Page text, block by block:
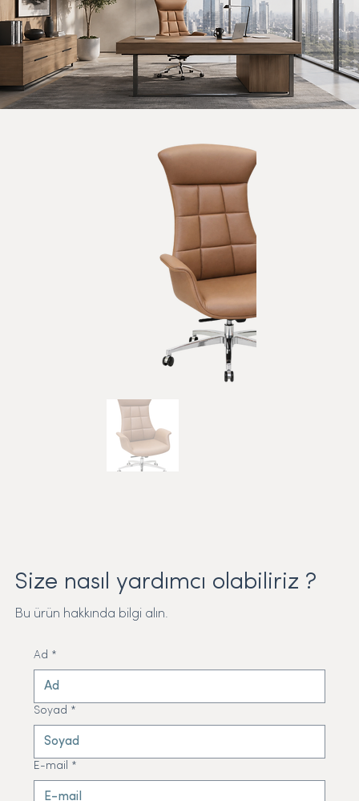
Size nasıl yardımcı olabiliriz ?
Bu ürün hakkında bilgi alın.
Ad *
Soyad *
E-mail *